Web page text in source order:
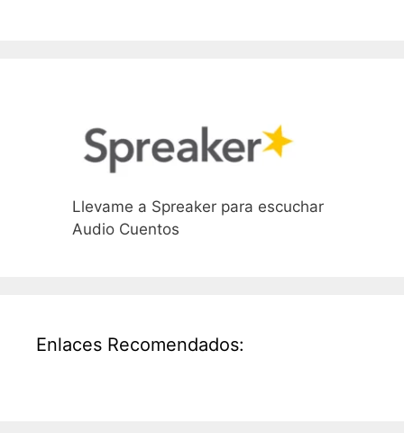
Llevame a Spreaker para escuchar
Audio Cuentos
Enlaces Recomendados: